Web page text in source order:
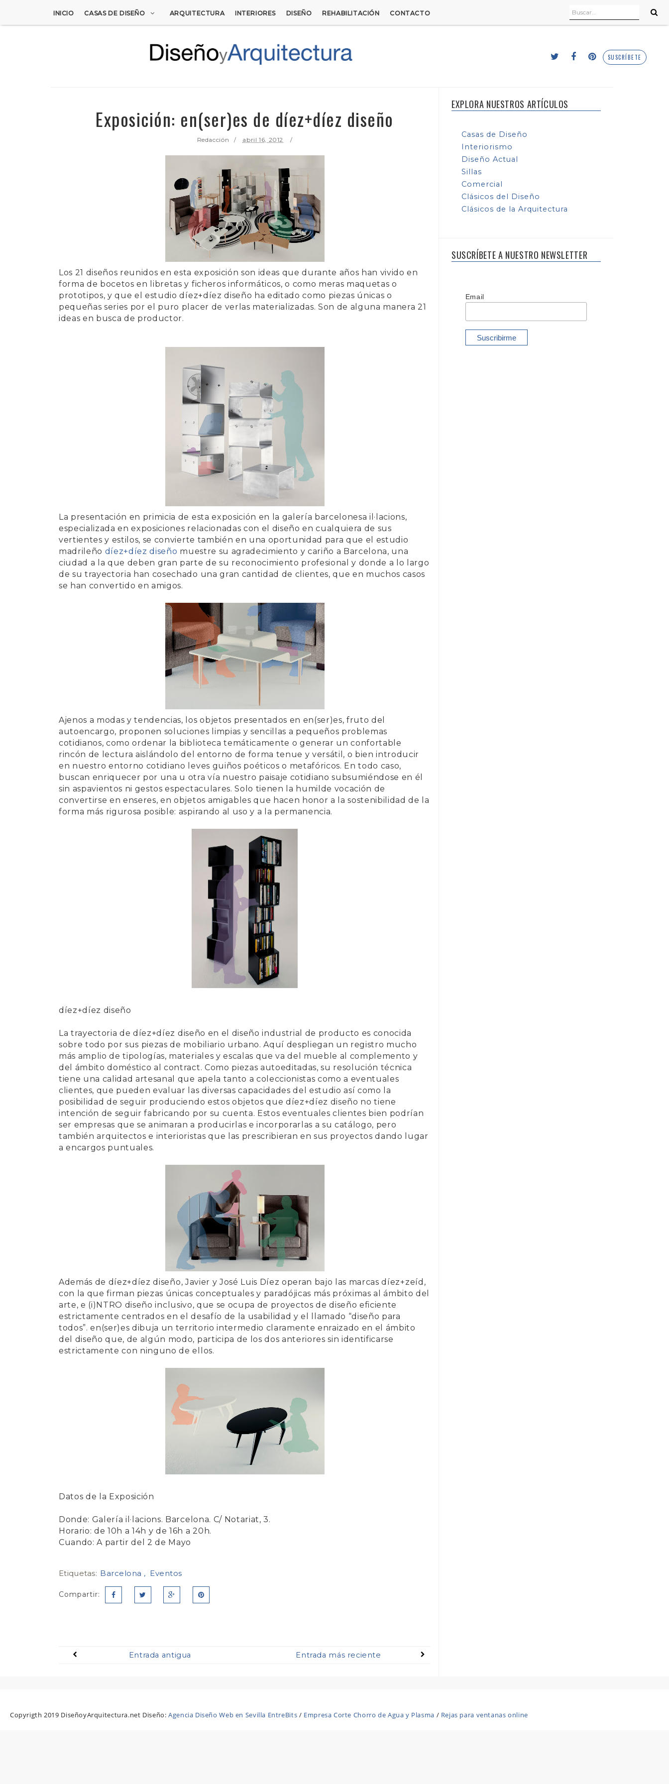
INICIO CASAS DE DISEÑO ARQUITECTURA INTERIORES DISEÑO REHABILITACIÓN CONTACTO
SUSCRÍBETE
Exposición: en(ser)es de díez+díez diseño
Redacción abril 16, 2012
Los 21 diseños reunidos en esta exposición son ideas que durante años han vivido en
forma de bocetos en libretas y ficheros informáticos, o como meras maquetas o
prototipos, y que el estudio díez+díez diseño ha editado como piezas únicas o
pequeñas series por el puro placer de verlas materializadas. Son de alguna manera 21
ideas en busca de productor.
La presentación en primicia de esta exposición en la galería barcelonesa il·lacions,
especializada en exposiciones relacionadas con el diseño en cualquiera de sus
vertientes y estilos, se convierte también en una oportunidad para que el estudio
madrileño díez+díez diseño muestre su agradecimiento y cariño a Barcelona, una
ciudad a la que deben gran parte de su reconocimiento profesional y donde a lo largo
de su trayectoria han cosechado una gran cantidad de clientes, que en muchos casos
se han convertido en amigos.
Ajenos a modas y tendencias, los objetos presentados en en(ser)es, fruto del
autoencargo, proponen soluciones limpias y sencillas a pequeños problemas
cotidianos, como ordenar la biblioteca temáticamente o generar un confortable
rincón de lectura aislándolo del entorno de forma tenue y versátil, o bien introducir
en nuestro entorno cotidiano leves guiños poéticos o metafóricos. En todo caso,
buscan enriquecer por una u otra vía nuestro paisaje cotidiano subsumiéndose en él
sin aspavientos ni gestos espectaculares. Solo tienen la humilde vocación de
convertirse en enseres, en objetos amigables que hacen honor a la sostenibilidad de la
forma más rigurosa posible: aspirando al uso y a la permanencia.
díez+díez diseño
La trayectoria dedíez+díez diseño en el diseño industrial de producto es conocida
sobre todo por sus piezas de mobiliario urbano. Aquí despliegan un registro mucho
más amplio de tipologías, materiales y escalas que va del mueble al complemento y
del ámbito doméstico al contract. Como piezas autoeditadas, su resolución técnica
tiene una calidad artesanal que apela tanto a coleccionistas como a eventuales
clientes, que pueden evaluar las diversas capacidades del estudio así como la
posibilidad de seguir produciendo estos objetos que díez+díez diseño no tiene
intención de seguir fabricando por su cuenta. Estos eventuales clientes bien podrían
ser empresas que se animaran a producirlas e incorporarlas a su catálogo, pero
también arquitectos e interioristas que las prescribieran en sus proyectos dando lugar
a encargos puntuales.
Además de díez+díez diseño,Javier y José Luis Díez operan bajo las marcasdíez+zeíd ,
con la que firman piezas únicas conceptuales y paradójicas más próximas al ámbito del
arte, e (i)NTRO diseño inclusivo, que se ocupa de proyectos de diseño eficiente
estrictamente centrados en el desafío de la usabilidad y el llamado “diseño para
todos”. en(ser)es dibuja un territorio intermedio claramente enraizado en el ámbito
del diseño que, de algún modo, participa de los dos anteriores sin identificarse
estrictamente con ninguno de ellos.
Datos de la Exposición
Donde: Galería il·lacions. Barcelona. C/ Notariat, 3.
Horario: de 10h a 14h y de 16h a 20h.
Cuando: A partir del 2 de Mayo
Etiquetas: Barcelona Eventos
Compartir:
Entrada más reciente
Entrada antigua
EXPLORA NUESTROS ARTÍCULOS
Casas de Diseño
Interiorismo
Diseño Actual
Sillas
Comercial
Clásicos del Diseño
Clásicos de la Arquitectura
SUSCRÍBETE A NUESTRO NEWSLETTER
Email
Copyrigth 2019 DiseñoyArquitectura.net Diseño:Agencia Diseño Web en Sevilla EntreBits / Empresa Corte Chorro de Agua y Plasma / Rejas para ventanas online